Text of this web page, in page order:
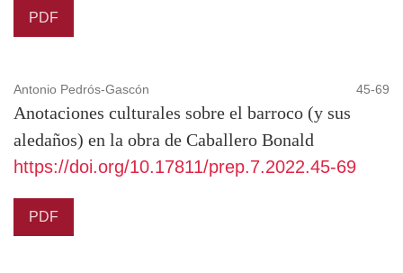
PDF
Antonio Pedrós-Gascón 45-69
Anotaciones culturales sobre el barroco (y sus
aledaños) en la obra de Caballero Bonald
https://doi.org/10.17811/prep.7.2022.45-69
PDF